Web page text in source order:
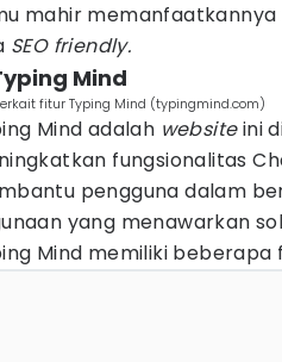
mahir
SEO friendly.
Mind
fitur Typing Mind (typingmind.com)
Mind adalah websiteini
fungsionalitas
pengguna dalam
yang menawarkan
Mind memiliki beberapa